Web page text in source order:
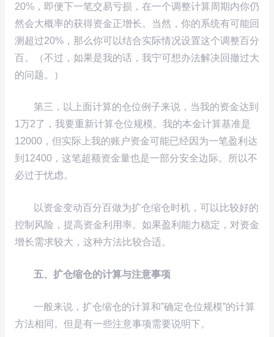
20%，即便下一笔交易亏损，在一个调整计算周期内你仍
然会大概率的获得资金正增长。当然，你的系统有可能回
测超过20%，那么你可以结合实际情况设置这个调整百分
百。（不过，如果是我的话，我宁可想办法解决回撤过大
的问题。）
第三，以上面计算的仓位例子来说，当我的资金达到
1万2了，我要重新计算仓位规模。我的本金计算基准是
12000，但实际上我的账户资金可能已经因为一笔盈利达
到12400，这笔超额资金量也是一部分安全边际。所以不
必过于忧虑。
以资金变动百分百做为扩仓缩仓时机，可以比较好的
控制风险，提高资金利用率。如果盈利能力稳定，对资金
增长需求较大，这种方法比较合适。
五、扩仓缩仓的计算与注意事项
一般来说，扩仓缩仓的计算和”确定仓位规模”的计算
方法相同。但是有一些注意事项需要说明下。